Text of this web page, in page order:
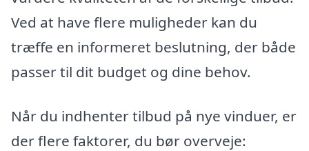
Ved at have flere muligheder kan du
træffe en informeret beslutning, der både
passer til dit budget og dine behov.
Når du indhenter tilbud på nye vinduer, er
der flere faktorer, du bør overveje: